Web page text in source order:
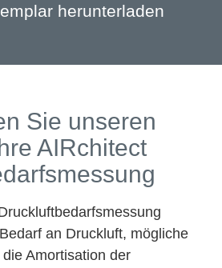
herunterladen
Sie unseren
AIRchitect
an Druckluft, mögliche
Amortisation der